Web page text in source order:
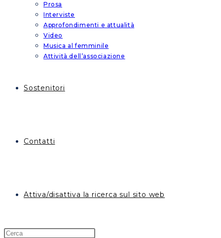
Prosa
Interviste
Approfondimenti e attualità
Video
Musica al femminile
Attività dell’associazione
Sostenitori
Contatti
Attiva/disattiva la ricerca sul sito web